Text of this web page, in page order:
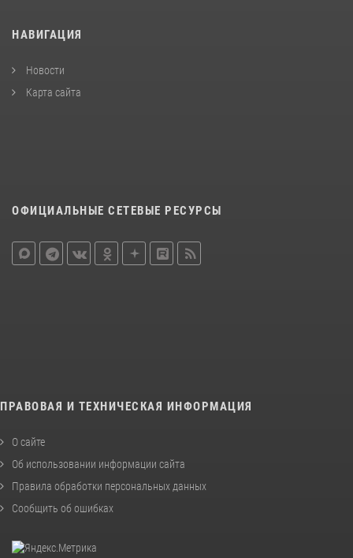
НАВИГАЦИЯ
Новости
Карта сайта
ОФИЦИАЛЬНЫЕ СЕТЕВЫЕ РЕСУРСЫ
ПРАВОВАЯ И ТЕХНИЧЕСКАЯ ИНФОРМАЦИЯ
О сайте
Об использовании информации сайта
Правила обработки персональных данных
Сообщить об ошибках